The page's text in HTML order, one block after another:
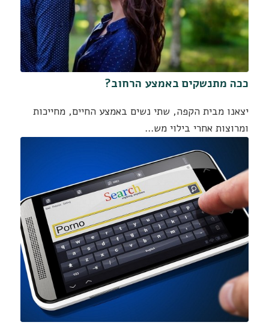
ככה מתנשקים באמצע הרחוב?
יצאנו מבית הקפה, שתי נשים באמצע החיים, מחייכות
ומרוצות אחרי בילוי מש…